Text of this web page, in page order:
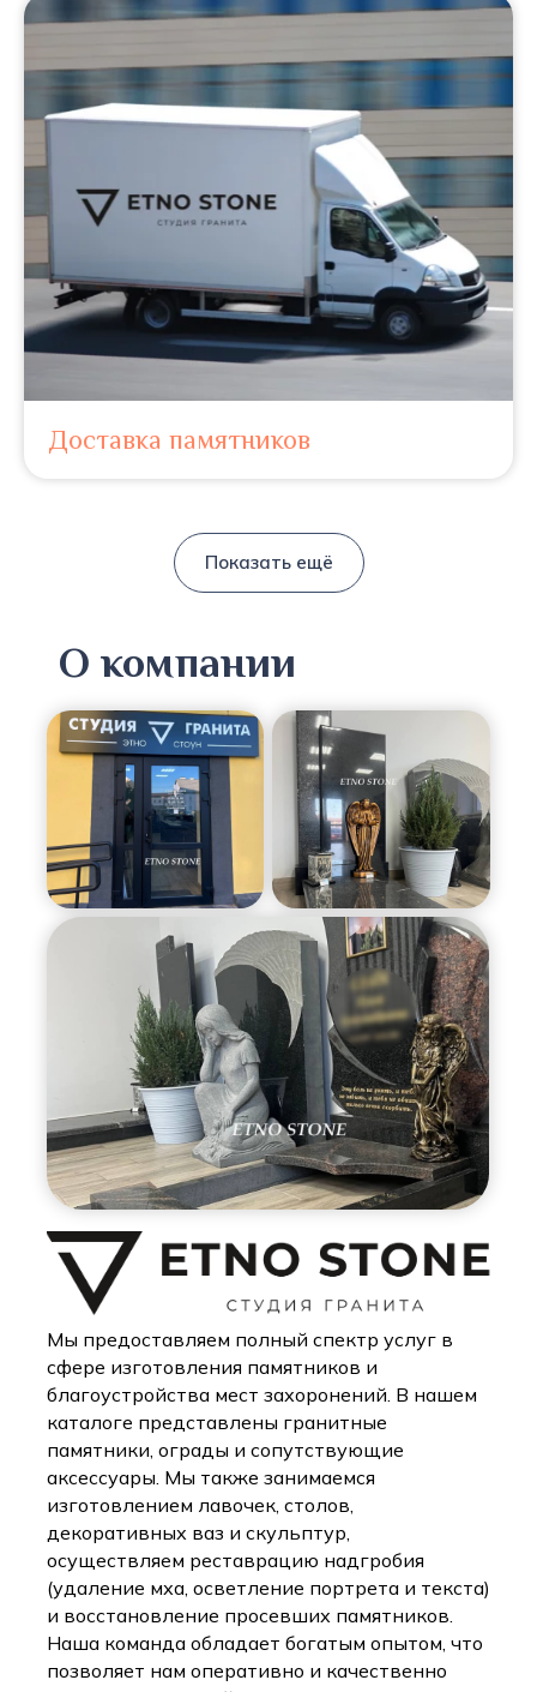
Доставка памятников
Показать ещё
Мы предоставляем полный спектр услуг в
сфере изготовления памятников и
благоустройства мест захоронений. В нашем
каталоге представлены гранитные
памятники, ограды и сопутствующие
аксессуары. Мы также занимаемся
изготовлением лавочек, столов,
декоративных ваз и скульптур,
осуществляем реставрацию надгробия
(удаление мха, осветление портрета и текста)
и восстановление просевших памятников.
Наша команда обладает богатым опытом, что
позволяет нам оперативно и качественно
О компании